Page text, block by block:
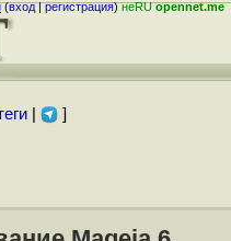
(вход|регистрация)неRUopennet.me
| ]